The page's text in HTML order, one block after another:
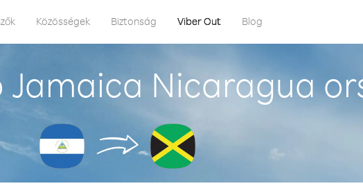
Közösségek Biztonság Viber Out Blog
Nicaragua